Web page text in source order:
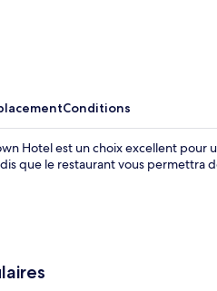
Conditions
Hotel est un choix excellent pour
que le restaurant vous permettra